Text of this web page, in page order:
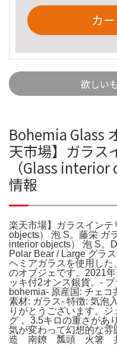
カ
欲しい
Bohemia Glass
天市場】ガラス
（Glass
情報
楽天市場】ガラスイン
objects） 泡 S。藤栄 ガ
interior objects） 泡 S。
Polar Bear / Large グラ
ヘミアガラスを使用し
のオブジェです。2021
ッキ付2オンス銀貨。-
bohemia- 原産国: チェ
素材: ガラス- 特徴: 気泡
りがとうございます。
グ 。3.5キロの重さがあ
気が変わって幻想的な
造 南鐐 瓢頭 火箸